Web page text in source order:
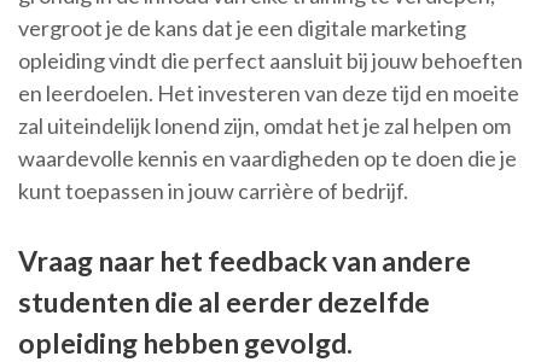
vergroot je de kans dat je een digitale marketing
opleiding vindt die perfect aansluit bij jouw behoeften
en leerdoelen. Het investeren van deze tijd en moeite
zal uiteindelijk lonend zijn, omdat het je zal helpen om
waardevolle kennis en vaardigheden op te doen die je
kunt toepassen in jouw carrière of bedrijf.
Vraag naar het feedback van andere
studenten die al eerder dezelfde
opleiding hebben gevolgd.